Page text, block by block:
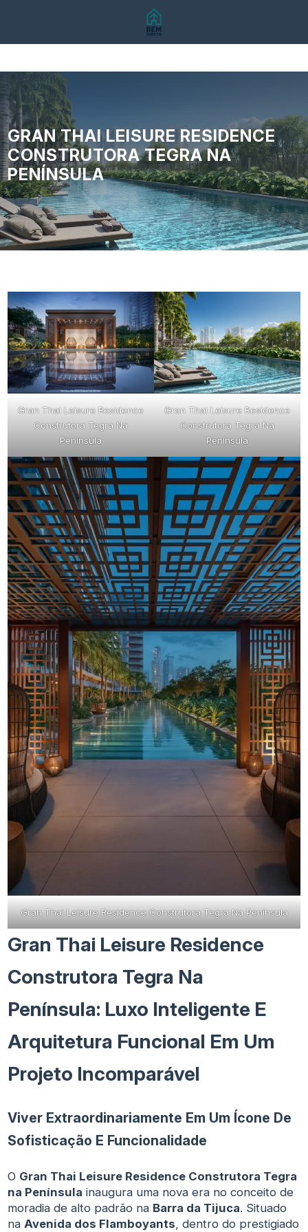
GRAN THAI LEISURE RESIDENCE
CONSTRUTORA TEGRA NA
PENÍNSULA
Gran Thai Leisure Residence
Construtora Tegra Na
Península
Gran Thai Leisure Residence
Construtora Tegra Na
Península
Gran Thai Leisure Residence Construtora Tegra Na Península
Gran Thai Leisure Residence
Construtora Tegra Na
Península: Luxo Inteligente E
Arquitetura Funcional Em Um
Projeto Incomparável
Viver Extraordinariamente Em Um Ícone De
Sofisticação E Funcionalidade
O Gran Thai Leisure Residence Construtora Tegra
na Península inaugura uma nova era no conceito de
moradia de alto padrão na Barra da Tijuca. Situado
naAvenida dos Flamboyants, dentro do prestigiado